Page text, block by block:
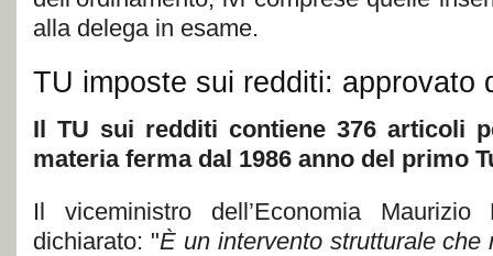
alla delega in esame.
TU imposte sui redditi: approvato
Il TU sui redditi contiene 376 articoli
materia ferma dal 1986 anno del primo
Il viceministro dell’Economia
dichiarato: "È un intervento strutturale che